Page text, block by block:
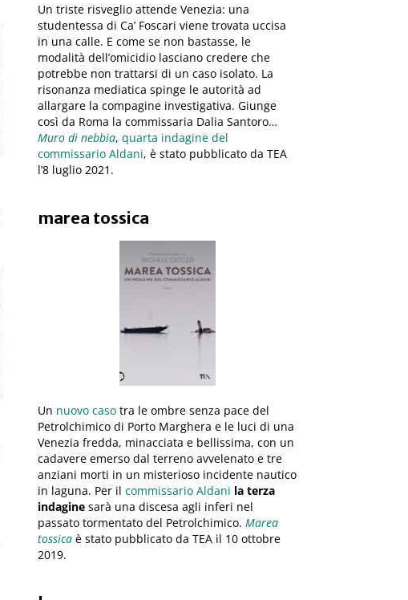
Un triste risveglio attende Venezia: una
studentessa di Ca’ Foscari viene trovata uccisa
in una calle. E come se non bastasse, le
modalità dell’omicidio lasciano credere che
potrebbe non trattarsi di un caso isolato. La
risonanza mediatica spinge le autorità ad
allargare la compagine investigativa. Giunge
così da Roma la commissaria Dalia Santoro…
Muro di nebbia, quarta indagine del
commissario Aldani, è stato pubblicato da TEA
l’8 luglio 2021.
marea tossica
Un nuovo caso tra le ombre senza pace del
Petrolchimico di Porto Marghera e le luci di una
Venezia fredda, minacciata e bellissima, con un
cadavere emerso dal terreno avvelenato e tre
anziani morti in un misterioso incidente nautico
in laguna. Per il commissario Aldani la terza
indagine sarà una discesa agli inferi nel
passato tormentato del Petrolchimico. Marea
tossica è stato pubblicato da TEA il 10 ottobre
2019.